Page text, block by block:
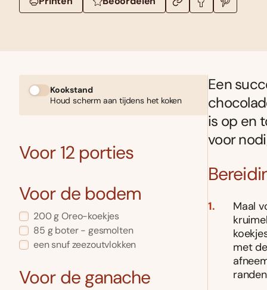
Kookstand
Houd scherm aan tijdens het koken
Voor 12 porties
Voor de bodem
200 g Oreo-koekjes
85 g boter - gesmolten
een snuf zeezoutvlokken
Voor de ganache
Een
is op en
voor
Maal
met